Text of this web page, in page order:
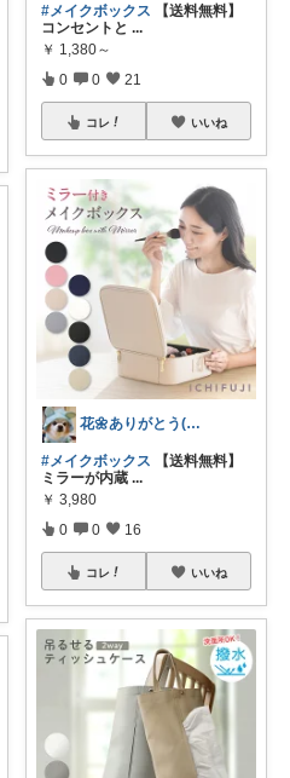
#メイクボックス 【送料無料】
コンセントと ...
￥ 1,380～
0 0 21
コレ いいね
花🌼ありがとう(*･ω･)*_ _)ﾍ
#メイクボックス 【送料無料】
ミラーが内蔵 ...
￥ 3,980
0 0 16
コレ いいね